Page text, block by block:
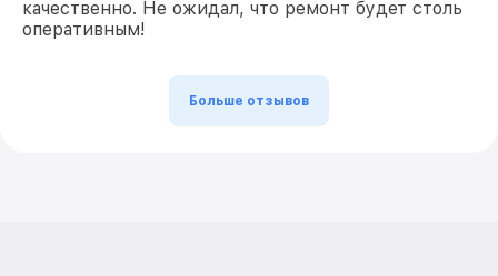
качественно. Не ожидал, что ремонт будет столь
оперативным!
Больше отзывов